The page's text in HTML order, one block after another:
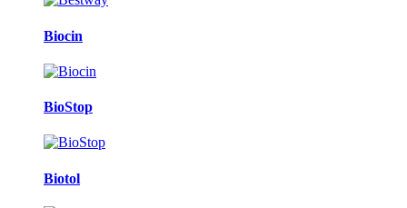
Biocin
BioStop
Biotol